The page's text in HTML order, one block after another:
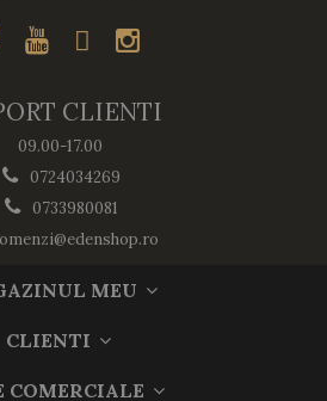
CLIENTI
09.00-17.00
0724034269
0733980081
MEU
CLIENTI
COMERCIALE